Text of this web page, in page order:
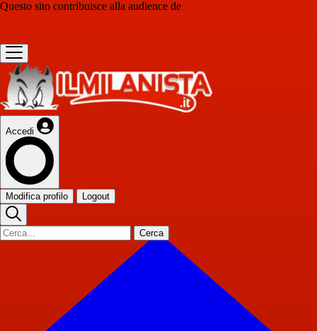
Questo sito contribuisce alla audience de
Accedi
Modifica profilo Logout
Cerca